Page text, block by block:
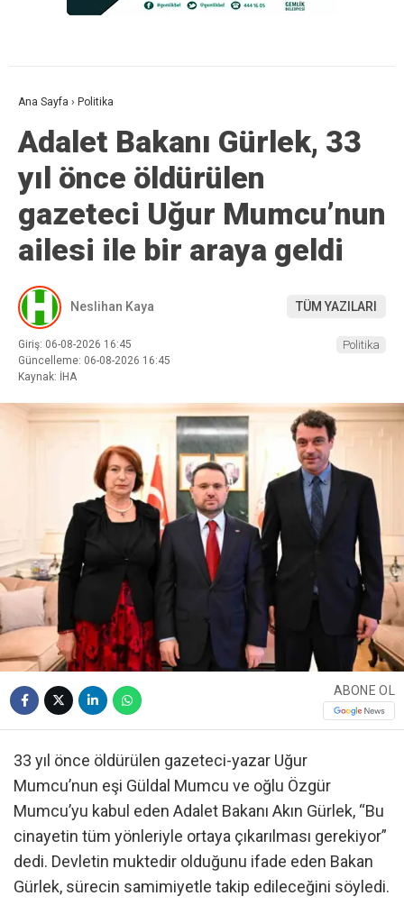
Ana Sayfa › Politika
Adalet Bakanı Gürlek, 33
yıl önce öldürülen
gazeteci Uğur Mumcu’nun
ailesi ile bir araya geldi
Neslihan Kaya TÜM YAZILARI
Giriş: 06-08-2026 16:45
Güncelleme: 06-08-2026 16:45
Kaynak: İHA
Politika
ABONE OL
33 yıl önce öldürülen gazeteci-yazar Uğur
Mumcu’nun eşi Güldal Mumcu ve oğlu Özgür
Mumcu’yu kabul eden Adalet Bakanı Akın Gürlek, “Bu
cinayetin tüm yönleriyle ortaya çıkarılması gerekiyor”
dedi. Devletin muktedir olduğunu ifade eden Bakan
Gürlek, sürecin samimiyetle takip edileceğini söyledi.